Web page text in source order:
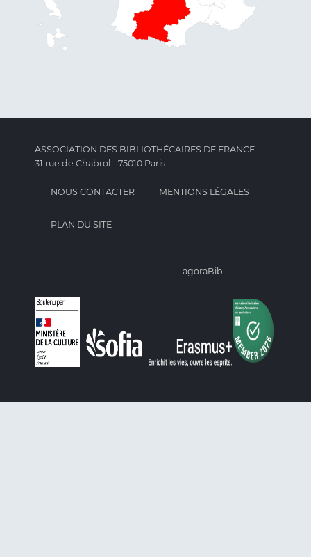
ASSOCIATION DES BIBLIOTHÉCAIRES DE FRANCE
31 rue de Chabrol - 75010 Paris
NOUS CONTACTER MENTIONS LÉGALES
PLAN DU SITE
agoraBib